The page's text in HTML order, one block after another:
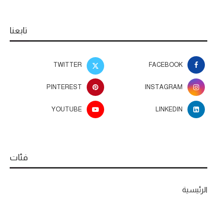
تابعنا
FACEBOOK
TWITTER
INSTAGRAM
PINTEREST
LINKEDIN
YOUTUBE
فئات
الرئيسية